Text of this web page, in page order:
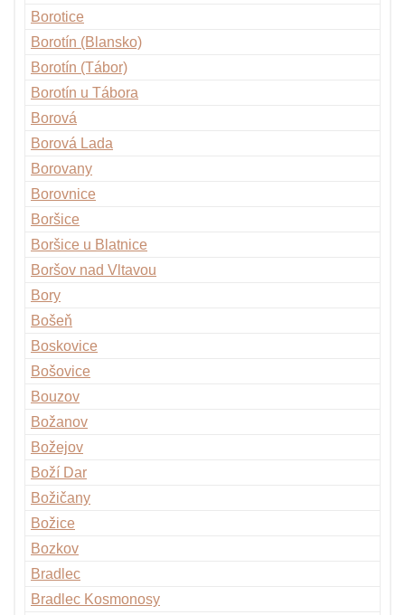
Borotice
Borotín (Blansko)
Borotín (Tábor)
Borotín u Tábora
Borová
Borová Lada
Borovany
Borovnice
Boršice
Boršice u Blatnice
Boršov nad Vltavou
Bory
Bošeň
Boskovice
Bošovice
Bouzov
Božanov
Božejov
Boží Dar
Božičany
Božice
Bozkov
Bradlec
Bradlec Kosmonosy